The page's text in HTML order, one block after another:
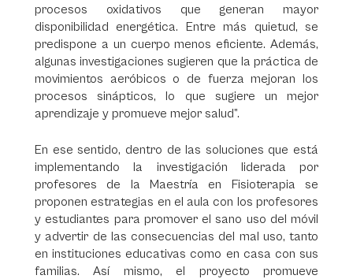
procesos oxidativos que generan mayor
disponibilidad energética. Entre más quietud, se
predispone a un cuerpo menos eficiente. Además,
algunas investigaciones sugieren que la práctica de
movimientos aeróbicos o de fuerza mejoran los
procesos sinápticos, lo que sugiere un mejor
aprendizaje y promueve mejor salud”.
En ese sentido, dentro de las soluciones que está
implementando la investigación liderada por
profesores de la Maestría en Fisioterapia se
proponen estrategias en el aula con los profesores
y estudiantes para promover el sano uso del móvil
y advertir de las consecuencias del mal uso, tanto
en instituciones educativas como en casa con sus
familias. Así mismo, el proyecto promueve